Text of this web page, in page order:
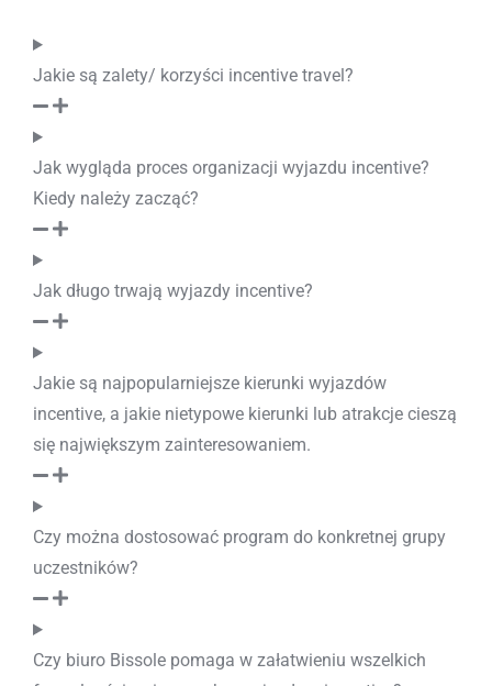
Jakie są zalety/ korzyści incentive travel?
Jak wygląda proces organizacji wyjazdu incentive?
Kiedy należy zacząć?
Jak długo trwają wyjazdy incentive?
Jakie są najpopularniejsze kierunki wyjazdów
incentive, a jakie nietypowe kierunki lub atrakcje cieszą
się największym zainteresowaniem.
Czy można dostosować program do konkretnej grupy
uczestników?
Czy biuro Bissole pomaga w załatwieniu wszelkich